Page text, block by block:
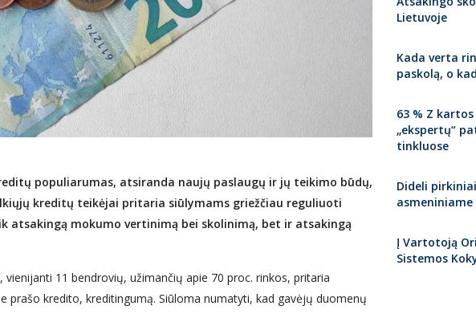
populiarumas, atsiranda naujų paslaugų ir jų teikimo būdų,
kreditų teikėjai pritaria siūlymams griežčiau reguliuoti
mokumo vertinimą bei skolinimą, bet ir atsakingą
11 bendrovių, užimančių apie 70 proc. rinkos, pritaria
prašo kredito, kreditingumą. Siūloma numatyti, kad gavėjų duomenų
Lietuvoje
Kada verta
paskolą, o
63 % Z
„ekspertų“
tinkluose
Dideli
Į Vartotoją
Sistemos